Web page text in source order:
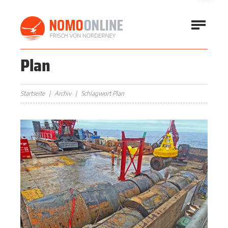
Plan
Startseite Archiv Schlagwort Plan